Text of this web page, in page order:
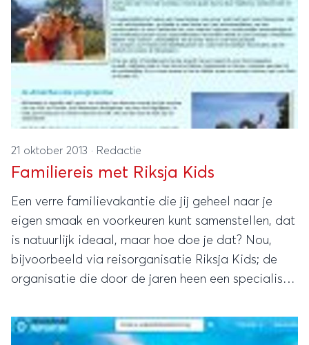
21 oktober 2013 · Redactie
Familiereis met Riksja Kids
Een verre familievakantie die jij geheel naar je
eigen smaak en voorkeuren kunt samenstellen, dat
is natuurlijk ideaal, maar hoe doe je dat? Nou,
bijvoorbeeld via reisorganisatie Riksja Kids; de
organisatie die door de jaren heen een specialist
familiereizen.